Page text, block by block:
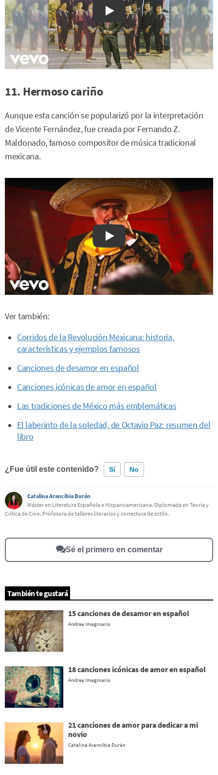
Watch on YouTube
11. Hermoso cariño
Aunque esta canción se popularizó por la interpretación
de Vicente Fernández, fue creada por Fernando Z.
Maldonado, famoso compositor de música tradicional
mexicana.
Watch on YouTube
Ver también:
Corridos de la Revolución Mexicana: historia,
características y ejemplos famosos
Cancionesde desamor en español
Canciones icónicas de amor en español
Las tradiciones de México más emblemáticas
El laberinto de la soledad, de Octavio Paz: resumen del
libro
¿Fue útil este contenido? Sí No
Este contenido contiene información incorrecta
Este contenido no tiene la información que busco
Otro
Catalina Arancibia Durán
Máster en Literatura Española e Hispanoamericana. Diplomada en Teoría y
Crítica de Cine. Profesora de talleres literarios y correctora de estilo.
Sé el primero en comentar
También te gustará
15 canciones de desamor en español
Andrea Imaginario
18 canciones icónicas de amor en español
Andrea Imaginario
21 canciones de amor para dedicar a mi
novio
Catalina Arancibia Durán